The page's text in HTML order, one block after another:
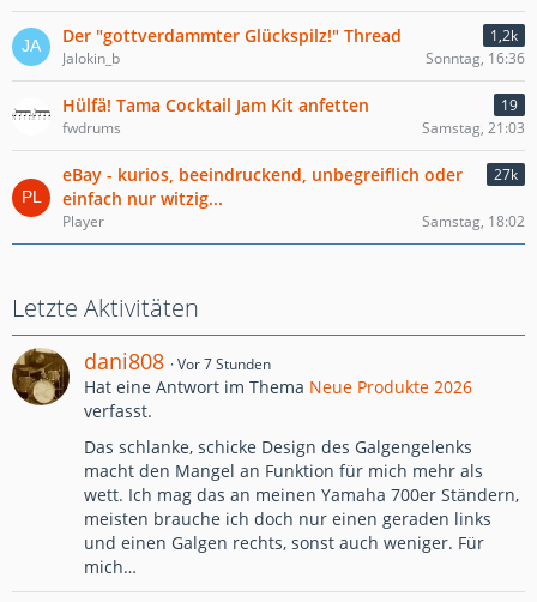
Der "gottverdammter Glückspilz!" Thread
1,2k
Jalokin_b
Sonntag, 16:36
Hülfä! Tama Cocktail Jam Kit anfetten
19
fwdrums
Samstag, 21:03
eBay - kurios, beeindruckend, unbegreiflich oder
einfach nur witzig...
27k
Player Samstag, 18:02
Letzte Aktivitäten
dani808 Vor 7 Stunden
Hat eine Antwort im Thema Neue Produkte 2026
verfasst.
Das schlanke, schicke Design des Galgengelenks
macht den Mangel an Funktion für mich mehr als
wett. Ich mag das an meinen Yamaha 700er Ständern,
meisten brauche ich doch nur einen geraden links
und einen Galgen rechts, sonst auch weniger. Für
mich…